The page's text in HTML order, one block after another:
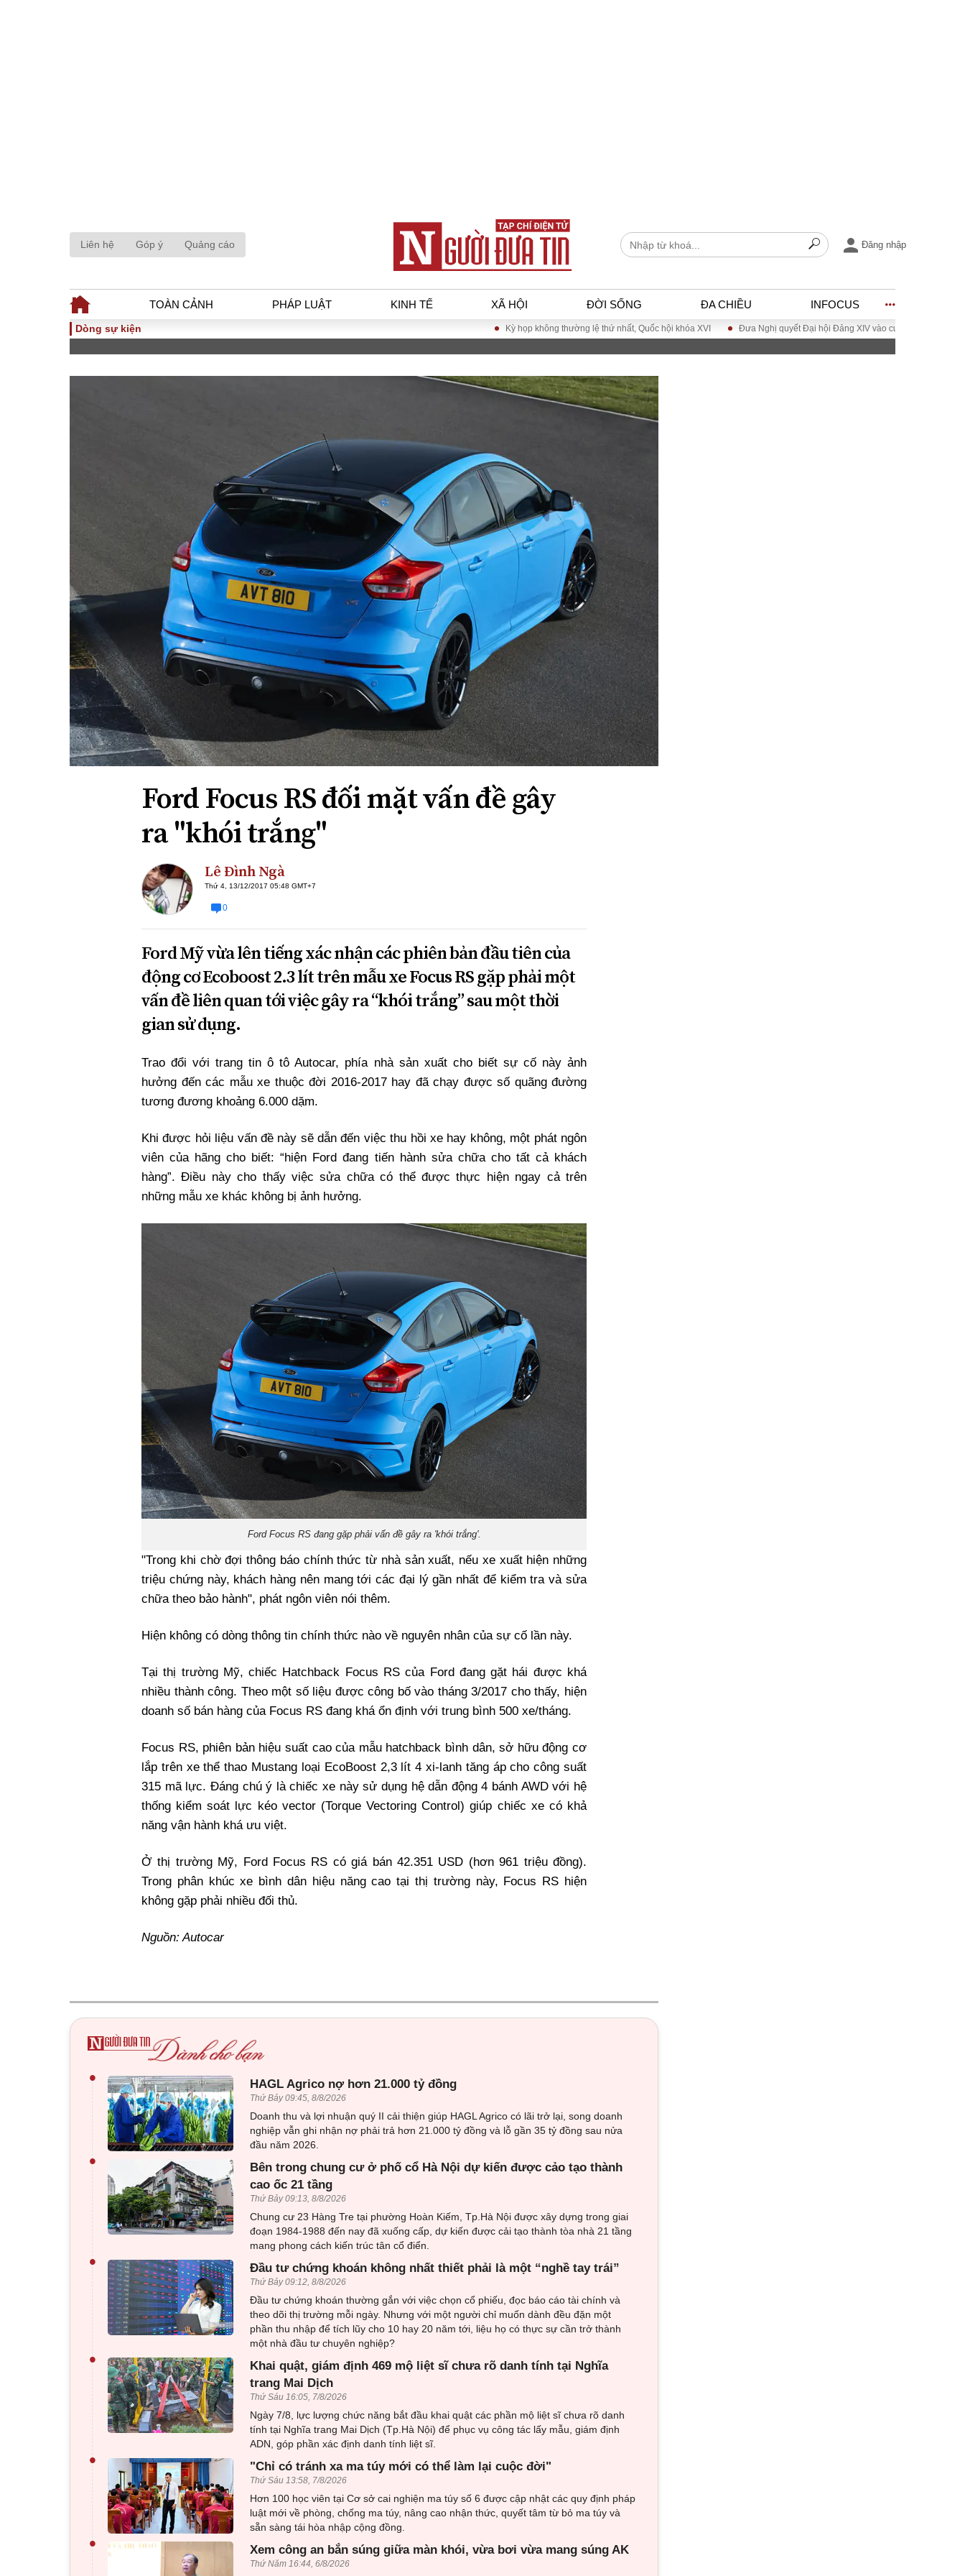
Liên hệ Góp ý Quảng cáo Đăng nhập
TOÀN CẢNH PHÁP LUẬT KINH TẾ XÃ HỘI ĐỜI SỐNG ĐA CHIỀU INFOCUS
TOÀN CẢNH PHÁP LUẬT
Hồ sơ điều tra
Tiếng nói công dân
KINH TẾ
Bất động sản
Hồ sơ doanh
nghiệp
Xu hướng thị
trường
Tiêu dùng và dư
luận
Công nghệ
XÃ HỘI
Dân sinh
Giáo dục
ĐỜI SỐNG
ĐA CHIỀU
Quan điểm
Xi nhan Trái Phải
Bạn đọc viết
INFOCUS
Dòng sự kiện Kỳ họp không thường lệ thứ nhất, Quốc hội khóa XVI Đưa Nghị quyết Đại hội Đảng XIV vào cuộc sống
Ford Focus RS đối mặt vấn đề gây
ra "khói trắng"
Lê Đình Ngà
Thứ 4, 13/12/2017 05:48 GMT+7
0
Ford Mỹ vừa lên tiếng xác nhận các phiên bản đầu tiên của
động cơ Ecoboost 2.3 lít trên mẫu xe Focus RS gặp phải một
vấn đề liên quan tới việc gây ra “khói trắng” sau một thời
gian sử dụng.
Trao đổi với trang tin ô tô Autocar, phía nhà sản xuất cho biết sự cố này ảnh
hưởng đến các mẫu xe thuộc đời 2016-2017 hay đã chạy được số quãng đường
tương đương khoảng 6.000 dặm.
Khi được hỏi liệu vấn đề này sẽ dẫn đến việc thu hồi xe hay không, một phát ngôn
viên của hãng cho biết: “hiện Ford đang tiến hành sửa chữa cho tất cả khách
hàng”. Điều này cho thấy việc sửa chữa có thể được thực hiện ngay cả trên
những mẫu xe khác không bị ảnh hưởng.
Ford Focus RS đang gặp phải vấn đề gây ra 'khói trắng'.
"Trong khi chờ đợi thông báo chính thức từ nhà sản xuất, nếu xe xuất hiện những
triệu chứng này, khách hàng nên mang tới các đại lý gần nhất để kiểm tra và sửa
chữa theo bảo hành", phát ngôn viên nói thêm.
Hiện không có dòng thông tin chính thức nào về nguyên nhân của sự cố lần này.
Tại thị trường Mỹ, chiếc Hatchback Focus RS của Ford đang gặt hái được khá
nhiều thành công. Theo một số liệu được công bố vào tháng 3/2017 cho thấy, hiện
doanh số bán hàng của Focus RS đang khá ổn định với trung bình 500 xe/tháng.
Focus RS, phiên bản hiệu suất cao của mẫu hatchback bình dân, sở hữu động cơ
lắp trên xe thể thao Mustang loại EcoBoost 2,3 lít 4 xi-lanh tăng áp cho công suất
315 mã lực. Đáng chú ý là chiếc xe này sử dụng hệ dẫn động 4 bánh AWD với hệ
thống kiểm soát lực kéo vector (Torque Vectoring Control) giúp chiếc xe có khả
năng vận hành khá ưu việt.
Ở thị trường Mỹ, Ford Focus RS có giá bán 42.351 USD (hơn 961 triệu đồng).
Trong phân khúc xe bình dân hiệu năng cao tại thị trường này, Focus RS hiện
không gặp phải nhiều đối thủ.
Nguồn: Autocar
• HAGL Agrico nợ hơn 21.000 tỷ đồng
Thứ Bảy 09:45, 8/8/2026
Doanh thu và lợi nhuận quý II cải thiện giúp HAGL Agrico có lãi trở lại, song doanh
nghiệp vẫn ghi nhận nợ phải trả hơn 21.000 tỷ đồng và lỗ gần 35 tỷ đồng sau nửa
đầu năm 2026.
•
Bên trong chung cư ở phố cổ Hà Nội dự kiến được cảo tạo thành
cao ốc 21 tầng
Thứ Bảy 09:13, 8/8/2026
Chung cư 23 Hàng Tre tại phường Hoàn Kiếm, Tp.Hà Nội được xây dựng trong giai
đoạn 1984-1988 đến nay đã xuống cấp, dự kiến được cải tạo thành tòa nhà 21 tầng
mang phong cách kiến trúc tân cổ điển.
• Đầu tư chứng khoán không nhất thiết phải là một “nghề tay trái”
Thứ Bảy 09:12, 8/8/2026
Đầu tư chứng khoán thường gắn với việc chọn cổ phiếu, đọc báo cáo tài chính và
theo dõi thị trường mỗi ngày. Nhưng với một người chỉ muốn dành đều đặn một
phần thu nhập để tích lũy cho 10 hay 20 năm tới, liệu họ có thực sự cần trở thành
một nhà đầu tư chuyên nghiệp?
•
Khai quật, giám định 469 mộ liệt sĩ chưa rõ danh tính tại Nghĩa
trang Mai Dịch
Thứ Sáu 16:05, 7/8/2026
Ngày 7/8, lực lượng chức năng bắt đầu khai quật các phần mộ liệt sĩ chưa rõ danh
tính tại Nghĩa trang Mai Dịch (Tp.Hà Nội) để phục vụ công tác lấy mẫu, giám định
ADN, góp phần xác định danh tính liệt sĩ.
• "Chỉ có tránh xa ma túy mới có thể làm lại cuộc đời"
Thứ Sáu 13:58, 7/8/2026
Hơn 100 học viên tại Cơ sở cai nghiện ma túy số 6 được cập nhật các quy định pháp
luật mới về phòng, chống ma túy, nâng cao nhận thức, quyết tâm từ bỏ ma túy và
sẵn sàng tái hòa nhập cộng đồng.
• Xem công an bắn súng giữa màn khói, vừa bơi vừa mang súng AK
Thứ Năm 16:44, 6/8/2026